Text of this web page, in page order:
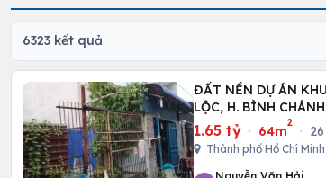
6323 kết quả
ĐẤT NỀN DỰ ÁN
LỘC, H. BÌNH
1.65 tỷ · 64m
2
·
Thành phố Hồ Chí Minh